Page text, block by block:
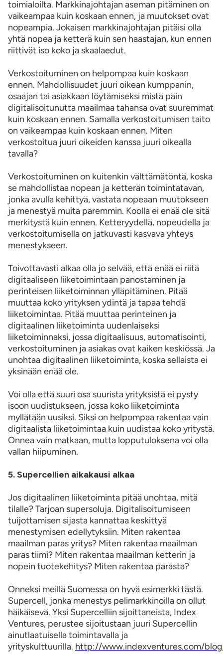
toimialoilta. Markkinajohtajan aseman pitäminen on
vaikeampaa kuin koskaan ennen, ja muutokset ovat
nopeampia. Jokaisen markkinajohtajan pitäisi olla
yhtä nopea ja ketterä kuin sen haastajan, kun ennen
riittivät iso koko ja skaalaedut.
Verkostoituminen on helpompaa kuin koskaan
ennen. Mahdollisuudet juuri oikean kumppanin,
osaajan tai asiakkaan löytämiseksi mistä päin
digitalisoitunutta maailmaa tahansa ovat suuremmat
kuin koskaan ennen. Samalla verkostoitumisen taito
on vaikeampaa kuin koskaan ennen. Miten
verkostoitua juuri oikeiden kanssa juuri oikealla
tavalla?
Verkostoituminen on kuitenkin välttämätöntä, koska
se mahdollistaa nopean ja ketterän toimintatavan,
jonka avulla kehittyä, vastata nopeaan muutokseen
ja menestyä muita paremmin. Koolla ei enää ole sitä
merkitystä kuin ennen. Ketteryydellä, nopeudella ja
verkostoitumisella on jatkuvasti kasvava yhteys
menestykseen.
Toivottavasti alkaa olla jo selvää, että enää ei riitä
digitaaliseen liiketoimintaan panostaminen ja
perinteisen liiketoiminnan ylläpitäminen. Pitää
muuttaa koko yrityksen ydintä ja tapaa tehdä
liiketoimintaa. Pitää muuttaa perinteinen ja
digitaalinen liiketoiminta uudenlaiseksi
liiketoiminnaksi, jossa digitaalisuus, automatisointi,
verkostoituminen ja asiakas ovat kaiken keskiössä. Ja
unohtaa digitaalinen liiketoiminta, koska sellaista ei
yksinään enää ole.
Voi olla että suuri osa suurista yrityksistä ei pysty
isoon uudistukseen, jossa koko liiketoiminta
myllätään uusiksi. Siksi on helpompaa rakentaa vain
digitaalista liiketoimintaa kuin uudistaa koko yritystä.
Onnea vain matkaan, mutta lopputuloksena voi olla
vallan hiipuminen.
5. Supercellien aikakausi alkaa
Jos digitaalinen liiketoiminta pitää unohtaa, mitä
tilalle? Tarjoan supersoluja. Digitalisoitumiseen
tuijottamisen sijasta kannattaa keskittyä
menestymisen edellytyksiin. Miten rakentaa
maailman paras yritys? Miten rakentaa maailman
paras tiimi? Miten rakentaa maailman ketterin ja
nopein tuotekehitys? Miten rakentaa parasta?
Onneksi meillä Suomessa on hyvä esimerkki tästä.
Supercell, jonka menestys pelimarkkinoilla on ollut
häikäisevä. Yksi Supercelliin sijoittaneista, Index
Ventures, perustee sijoitustaan juuri Supercellin
ainutlaatuisella toimintavalla ja
yrityskulttuurilla. http://www.indexventures.com/